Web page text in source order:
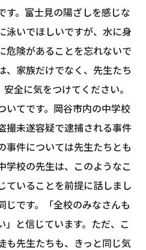
す。富士見の陽ざしを感じな
泳いでほしいですが、水に身
危険があることを忘れないで
、家族だけでなく、先生たち
全に気をつけてください。
てです。岡谷市内の中学校
撮未遂容疑で逮捕される事件
事件については先生たちとも
学校の先生は、このようなこ
ていることを前提に話しまし
じです。「全校のみなさんも
」と信じています。ただ、こ
も先生たちも、きっと同じ気